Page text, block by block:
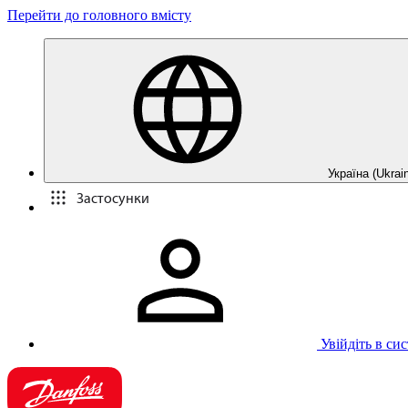
Перейти до головного вмісту
Україна
Застосунки
Увійдіть в